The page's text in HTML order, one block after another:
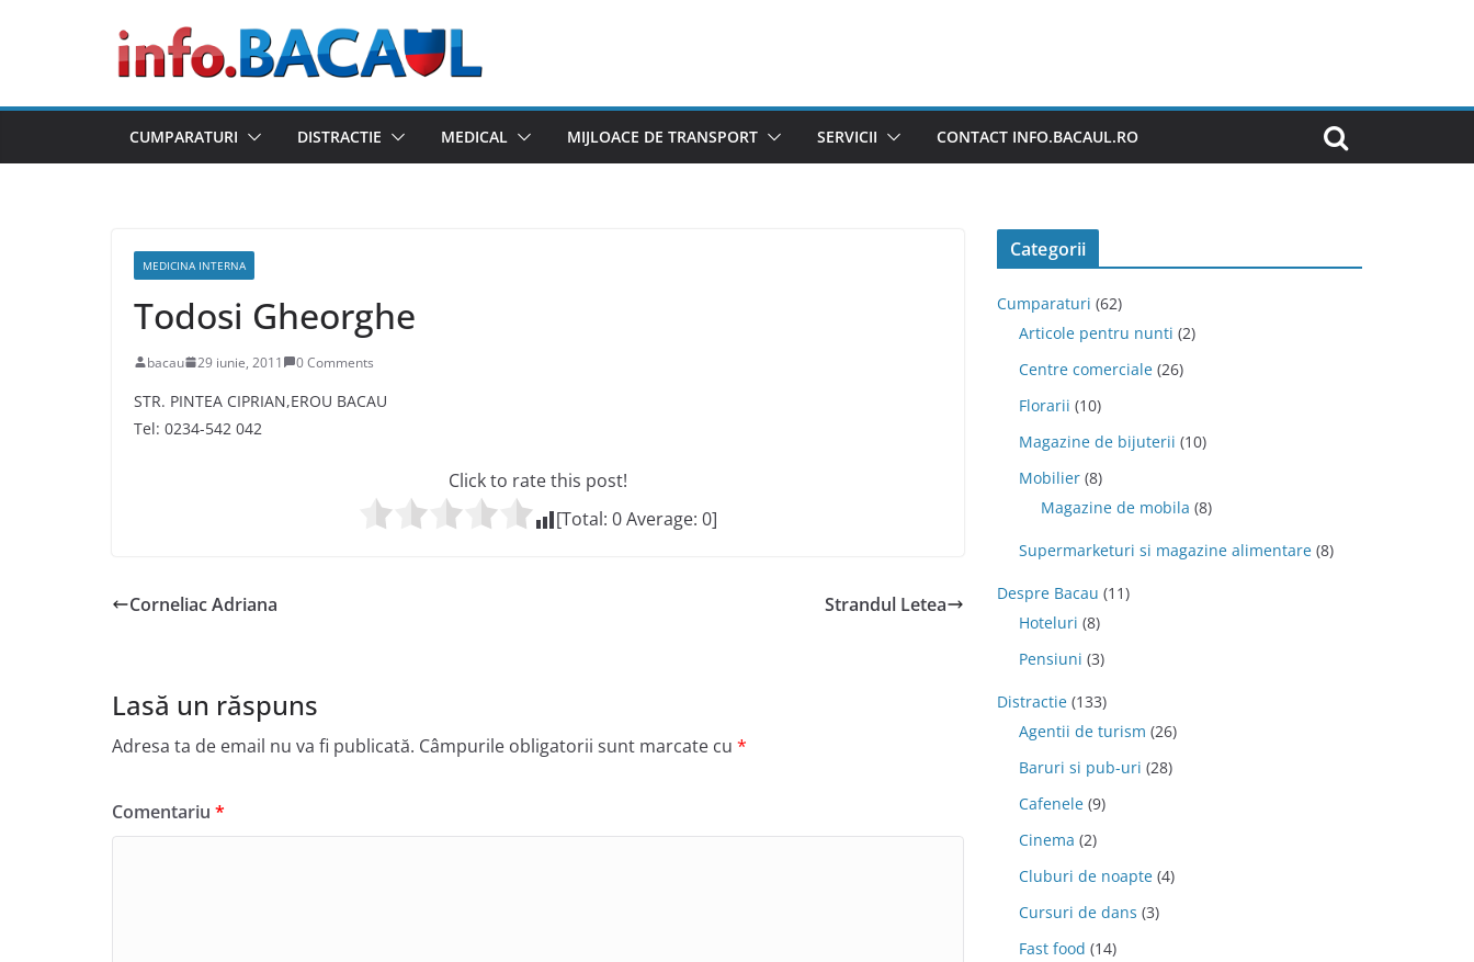
CUMPARATURI DISTRACTIE MEDICAL MIJLOACE DE TRANSPORT SERVICII CONTACT INFO.BACAUL.RO
MEDICINA INTERNA
Todosi Gheorghe
bacau 29 iunie, 2011 0 Comments
STR. PINTEA CIPRIAN,EROU BACAU
Tel: 0234-542 042
Click to rate this post!
[Total: 0Average: 0]
Corneliac Adriana Strandul Letea
Lasă un răspuns
Adresa ta de email nu va fi publicată. Câmpurile obligatorii sunt marcate cu *
Comentariu *
Categorii
Cumparaturi (62)
Articole pentru nunti (2)
Centre comerciale (26)
Florarii (10)
Magazine de bijuterii (10)
Mobilier (8)
Magazine de mobila (8)
Supermarketuri si magazine alimentare (8)
Despre Bacau (11)
Hoteluri (8)
Pensiuni (3)
Distractie (133)
Agentii de turism (26)
Baruri si pub-uri (28)
Cafenele (9)
Cinema (2)
Cluburi de noapte (4)
Cursuri de dans (3)
Fast food (14)